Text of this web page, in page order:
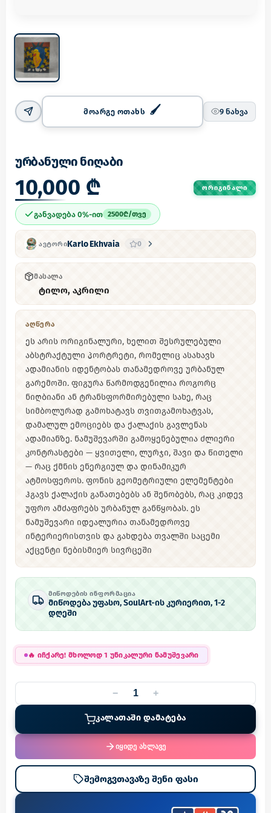
მოარგე ოთახს 9 ნახვა
ურბანული ნიღაბი
10,000 ₾ ᲝᲠᲘᲒᲘᲜᲐᲚᲘ
განვადება 0%-ით 2500₾/თვე
ᲐᲕᲢᲝᲠᲘKarlo Ekhvaia 0
ᲛᲐᲡᲐᲚᲐ
ტილო, აკრილი
ᲐᲦᲬᲔᲠᲐ
ეს არის ორიგინალური, ხელით შესრულებული
აბსტრაქტული პორტრეტი, რომელიც ასახავს
ადამიანის იდენტობას თანამედროვე ურბანულ
გარემოში. ფიგურა წარმოდგენილია როგორც
ნიღბიანი ან ტრანსფორმირებული სახე, რაც
სიმბოლურად გამოხატავს თვითგამოხატვას,
დამალულ ემოციებს და ქალაქის გავლენას
ადამიანზე. ნამუშევარში გამოყენებულია ძლიერი
კონტრასტები — ყვითელი, ლურჯი, შავი და წითელი
— რაც ქმნის ენერგიულ და დინამიკურ
ატმოსფეროს. ფონის გეომეტრიული ელემენტები
ჰგავს ქალაქის განათებებს ან შენობებს, რაც კიდევ
უფრო ამძაფრებს ურბანულ განწყობას. ეს
ნამუშევარი იდეალურია თანამედროვე
ინტერიერისთვის და გახდება თვალში საცემი
აქცენტი ნებისმიერ სივრცეში
ᲛᲘᲬᲝᲓᲔᲑᲘᲡ ᲘᲜᲤᲝᲠᲛᲐᲪᲘᲐ
მიწოდება უფასო, SoulArt-ის კურიერით, 1-2
დღეში
🔥 იჩქარე! მხოლოდ 1 უნიკალური ნამუშევარი
− +
ᲙᲐᲚᲐᲗᲐᲨᲘ ᲓᲐᲛᲐᲢᲔᲑᲐ
იყიდე ახლავე
შემოგვთავაზე შენი ფასი